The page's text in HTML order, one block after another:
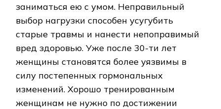
заниматься ею с умом. Неправильный
выбор нагрузки способен усугубить
старые травмы и нанести непоправимый
вред здоровью. Уже после 30-ти лет
женщины становятся более уязвимы в
силу постепенных гормональных
изменений. Хорошо тренированным
женщинам не нужно по достижении